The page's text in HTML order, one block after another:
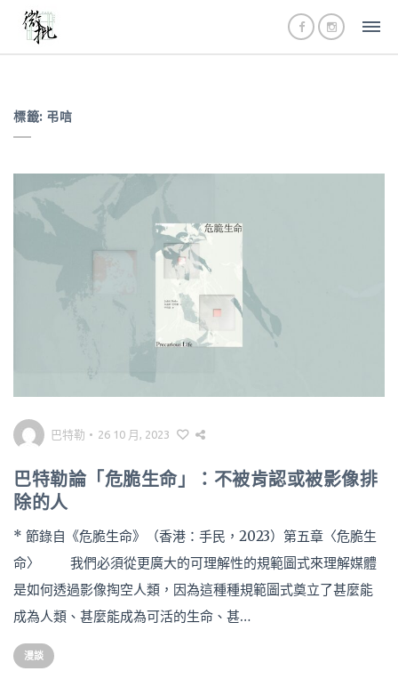
標籤: 弔唁
巴特勒 • 26 10 月, 2023
巴特勒論「危脆生命」：不被肯認或被影像排
除的人
* 節錄自《危脆生命》（香港：手民，2023）第五章〈危脆生
命〉 我們必須從更廣大的可理解性的規範圖式來理解媒體
是如何透過影像掏空人類，因為這種種規範圖式奠立了甚麼能
成為人類、甚麼能成為可活的生命、甚…
漫談